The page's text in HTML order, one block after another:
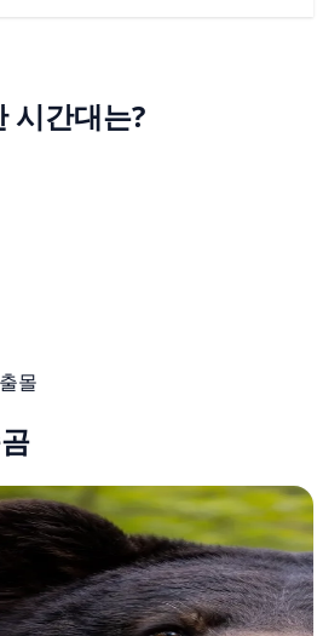
시간대는?
몰